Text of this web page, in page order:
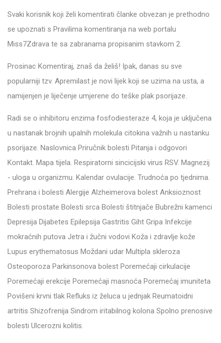
Svaki korisnik koji želi komentirati članke obvezan je prethodno
se upoznati s Pravilima komentiranja na web portalu
Miss7Zdrava te sa zabranama propisanim stavkom 2.
Prosinac Komentiraj, znaš da želiš! Ipak, danas su sve
popularniji tzv. Apremilast je novi lijek koji se uzima na usta, a
namijenjen je liječenje umjerene do teške plak psorijaze.
Radi se o inhibitoru enzima fosfodiesteraze 4, koja je uključena
u nastanak brojnih upalnih molekula citokina važnih u nastanku
psorijaze. Naslovnica Priručnik bolesti Pitanja i odgovori
Kontakt. Mapa tijela. Respiratorni sincicijski virus RSV. Magnezij
- uloga u organizmu. Kalendar ovulacije. Trudnoća po tjednima.
Prehrana i bolesti Alergije Alzheimerova bolest Anksioznost
Bolesti prostate Bolesti srca Bolesti štitnjače Bubrežni kamenci
Depresija Dijabetes Epilepsija Gastritis Giht Gripa Infekcije
mokraćnih putova Jetra i žučni vodovi Koža i zdravlje kože
Lupus erythematosus Moždani udar Multipla skleroza
Osteoporoza Parkinsonova bolest Poremećaji cirkulacije
Poremećaji erekcije Poremećaji masnoća Poremećaj imuniteta
Povišeni krvni tlak Refluks iz želuca u jednjak Reumatoidni
artritis Shizofrenija Sindrom iritabilnog kolona Spolno prenosive
bolesti Ulcerozni kolitis.